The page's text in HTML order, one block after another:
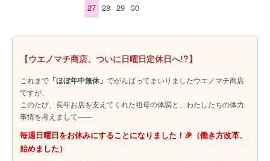
27 28 29 30
【ウエノマチ商店、ついに日曜日定休日へ!?】
これまで 「ほぼ年中無休」 でがんばってまいりましたウエノマチ商店
ですが、
このたび、長年お店を支えてくれた祖母の体調と、わたしたちの体力
事情を考えまして――
毎週日曜日をお休みにすることになりました！🎉（働き方改革、
始めました）